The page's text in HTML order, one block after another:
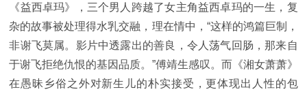
《益西卓玛》，三个男人跨越了女主角益西卓玛的一生，复
杂的故事被处理得水乳交融，理在情中，“这样的鸿篇巨制，
非谢飞莫属。影片中透露出的善良，令人荡气回肠，那来自
于谢飞拒绝仇恨的基因品质。”傅靖生感叹。而《湘女萧萧》
在愚昧乡俗之外对新生儿的朴实接受，更体现出人性的包